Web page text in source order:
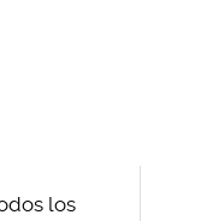
los